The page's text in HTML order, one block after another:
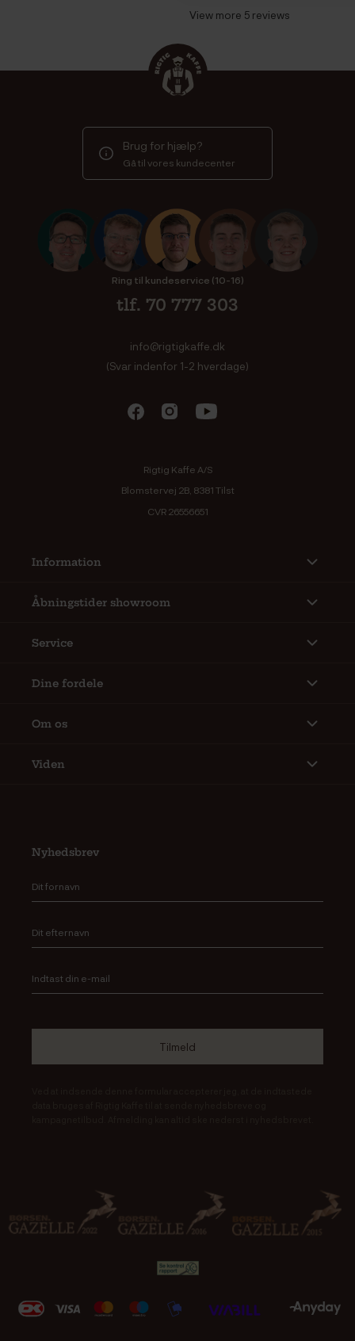
View more 5 reviews
Brug for hjælp?
Gå til vores kundecenter
Ring til kundeservice (10-16)
tlf. 70 777 303
info@rigtigkaffe.dk
(Svar indenfor 1-2 hverdage)
Rigtig Kaffe A/S
Blomstervej 2B, 8381 Tilst
CVR 26556651
Information
Åbningstider showroom
Service
Dine fordele
Om os
Viden
Nyhedsbrev